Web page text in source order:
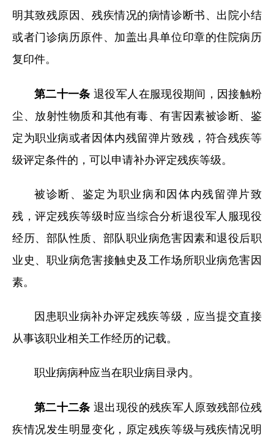
明其致残原因、残疾情况的病情诊断书、出院小结
或者门诊病历原件、加盖出具单位印章的住院病历
复印件。
第二十一条 退役军人在服现役期间，因接触粉
尘、放射性物质和其他有毒、有害因素被诊断、鉴
定为职业病或者因体内残留弹片致残，符合残疾等
级评定条件的，可以申请补办评定残疾等级。
被诊断、鉴定为职业病和因体内残留弹片致
残，评定残疾等级时应当综合分析退役军人服现役
经历、部队性质、部队职业病危害因素和退役后职
业史、职业病危害接触史及工作场所职业病危害因
素。
因患职业病补办评定残疾等级，应当提交直接
从事该职业相关工作经历的记载。
职业病病种应当在职业病目录内。
第二十二条 退出现役的残疾军人原致残部位残
疾情况发生明显变化，原定残疾等级与残疾情况明